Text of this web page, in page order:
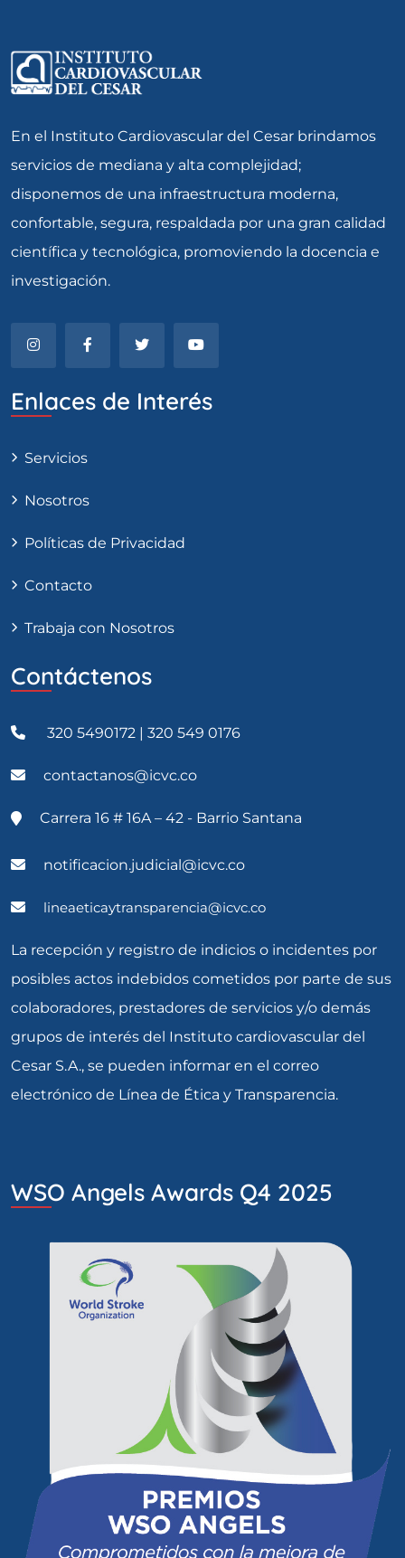
En el Instituto Cardiovascular del Cesar brindamos
servicios de mediana y alta complejidad;
disponemos de una infraestructura moderna,
confortable, segura, respaldada por una gran calidad
científica y tecnológica, promoviendo la docencia e
investigación.
Enlaces de Interés
Servicios
Nosotros
Políticas de Privacidad
Contacto
Trabaja con Nosotros
Contáctenos
320 5490172 | 320 549 0176
contactanos@icvc.co
Carrera 16 # 16A – 42 - Barrio Santana
notificacion.judicial@icvc.co
lineaeticaytransparencia@icvc.co
La recepción y registro de indicios o incidentes por
posibles actos indebidos cometidos por parte de sus
colaboradores, prestadores de servicios y/o demás
grupos de interés del Instituto cardiovascular del
Cesar S.A., se pueden informar en el correo
electrónico de Línea de Ética y Transparencia.
WSO Angels Awards Q4 2025